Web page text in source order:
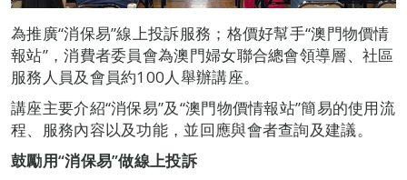
為推廣“消保易”線上投訴服務；格價好幫手“澳門物價情
報站”，消費者委員會為澳門婦女聯合總會領導層、社區
服務人員及會員約100人舉辦講座。
講座主要介紹“消保易”及“澳門物價情報站”簡易的使用流
程、服務內容以及功能，並回應與會者查詢及建議。
鼓勵用“消保易”做線上投訴